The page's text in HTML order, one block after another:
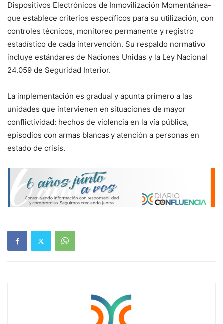
Dispositivos Electrónicos de Inmovilización Momentánea-
que establece criterios específicos para su utilización, con
controles técnicos, monitoreo permanente y registro
estadístico de cada intervención. Su respaldo normativo
incluye estándares de Naciones Unidas y la Ley Nacional
24.059 de Seguridad Interior.
La implementación es gradual y apunta primero a las
unidades que intervienen en situaciones de mayor
conflictividad: hechos de violencia en la vía pública,
episodios con armas blancas y atención a personas en
estado de crisis.